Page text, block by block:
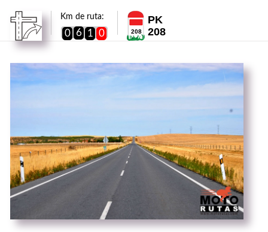
Km de ruta:
0 6 1 0 208
PK
208